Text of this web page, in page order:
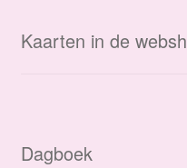
Kaarten in de
Dagboek